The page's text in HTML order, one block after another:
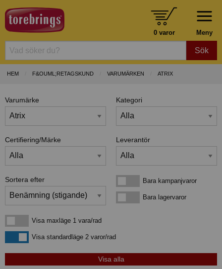
Meny
0 varor
Sök
HEM F&OUML;RETAGSKUND VARUMÄRKEN ATRIX
Varumärke Kategori
Certifiering/Märke Leverantör
Sortera efter Bara kampanjvarorBara kampanjvaror
Bara lagervarorBara lagervaror
Visa maxläge 1 vara/rad
Visa maxläge 1 vara/rad
Visa standardlägeVisa standardläge 2 varor/rad